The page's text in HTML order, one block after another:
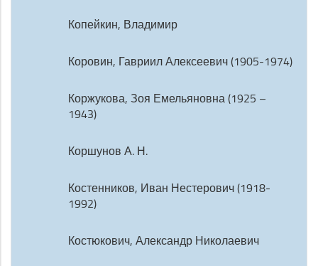
Копейкин, Владимир
Коровин, Гавриил Алексеевич (1905-1974)
Коржукова, Зоя Емельяновна (1925 –
1943)
Коршунов А. Н.
Костенников, Иван Нестерович (1918-
1992)
Костюкович, Александр Николаевич